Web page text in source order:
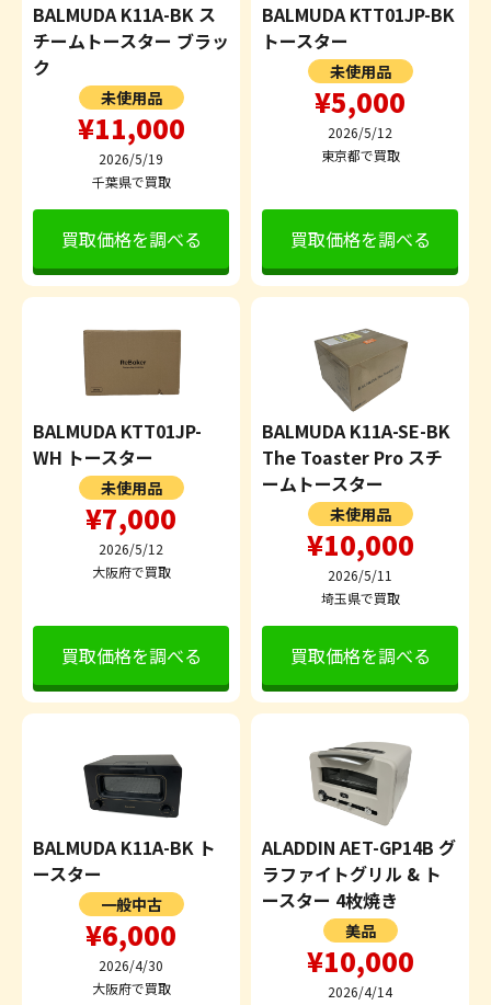
BALMUDA K11A-BK ス
チームトースター ブラッ
ク
未使用品
¥11,000
2026/5/19
千葉県で買取
買取価格を調べる
BALMUDA KTT01JP-BK
トースター
未使用品
¥5,000
2026/5/12
東京都で買取
買取価格を調べる
BALMUDA KTT01JP-
WH トースター
未使用品
¥7,000
2026/5/12
大阪府で買取
買取価格を調べる
BALMUDA K11A-SE-BK
The Toaster Pro スチ
ームトースター
未使用品
¥10,000
2026/5/11
埼玉県で買取
買取価格を調べる
BALMUDA K11A-BK ト
ースター
一般中古
¥6,000
2026/4/30
大阪府で買取
ALADDIN AET-GP14B グ
ラファイトグリル & ト
ースター 4枚焼き
美品
¥10,000
2026/4/14